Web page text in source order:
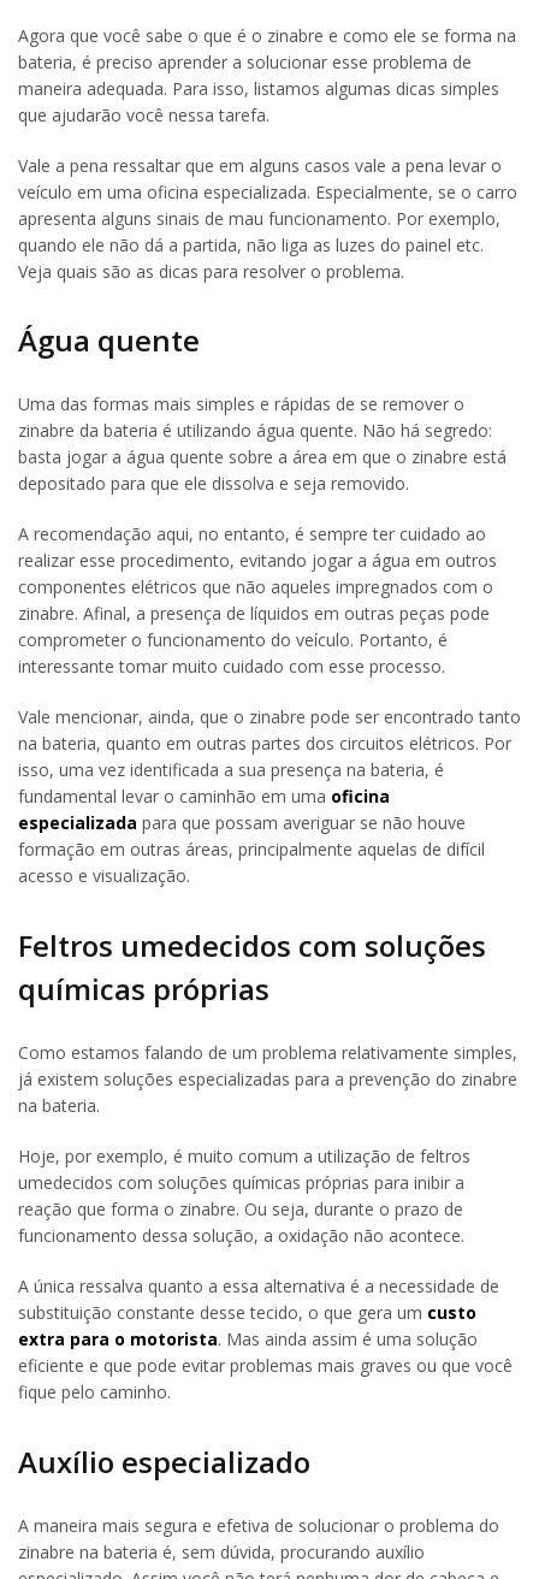
Agora que você sabe o que é o zinabre e como ele se forma na
bateria, é preciso aprender a solucionar esse problema de
maneira adequada. Para isso, listamos algumas dicas simples
que ajudarão você nessa tarefa.
Vale a pena ressaltar que em alguns casos vale a pena levar o
veículo em uma oficina especializada. Especialmente, se o carro
apresenta alguns sinais de mau funcionamento. Por exemplo,
quando ele não dá a partida, não liga as luzes do painel etc.
Veja quais são as dicas para resolver o problema.
Água quente
Uma das formas mais simples e rápidas de se remover o
zinabre da bateria é utilizando água quente. Não há segredo:
basta jogar a água quente sobre a área em que o zinabre está
depositado para que ele dissolva e seja removido.
A recomendação aqui, no entanto, é sempre ter cuidado ao
realizar esse procedimento, evitando jogar a água em outros
componentes elétricos que não aqueles impregnados com o
zinabre. Afinal, a presença de líquidos em outras peças pode
comprometer o funcionamento do veículo. Portanto, é
interessante tomar muito cuidado com esse processo.
Vale mencionar, ainda, que o zinabre pode ser encontrado tanto
na bateria, quanto em outras partes dos circuitos elétricos. Por
isso, uma vez identificada a sua presença na bateria, é
fundamental levar o caminhão em uma oficina
especializada para que possam averiguar se não houve
formação em outras áreas, principalmente aquelas de difícil
acesso e visualização.
Feltros umedecidos com soluções
químicas próprias
Como estamos falando de um problema relativamente simples,
já existem soluções especializadas para a prevenção do zinabre
na bateria.
Hoje, por exemplo, é muito comum a utilização de feltros
umedecidos com soluções químicas próprias para inibir a
reação que forma o zinabre. Ou seja, durante o prazo de
funcionamento dessa solução, a oxidação não acontece.
A única ressalva quanto a essa alternativa é a necessidade de
substituição constante desse tecido, o que gera um custo
extra para o motorista. Mas ainda assim é uma solução
eficiente e que pode evitar problemas mais graves ou que você
fique pelo caminho.
Auxílio especializado
A maneira mais segura e efetiva de solucionar o problema do
zinabre na bateria é, sem dúvida, procurando auxílio